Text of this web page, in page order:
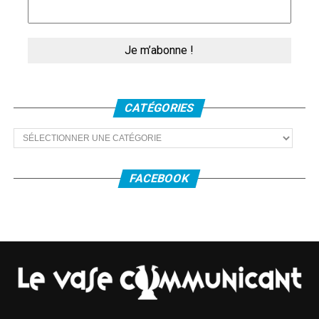
avec la musique, mais par des préparatifs extra-
instruments qui seront joués.
CATÉGORIES
Catégories
FACEBOOK